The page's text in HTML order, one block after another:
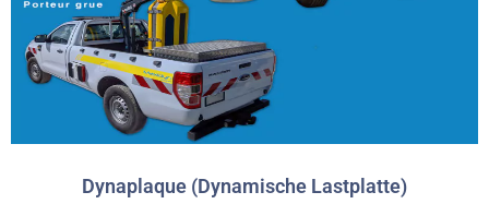
Dynaplaque (Dynamische Lastplatte)